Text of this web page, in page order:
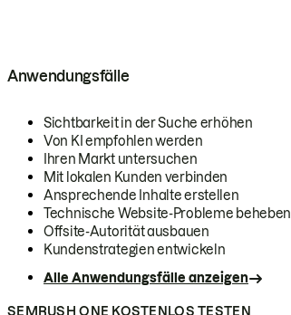
Anwendungsfälle
Sichtbarkeit in der Suche erhöhen
Von KI empfohlen werden
Ihren Markt untersuchen
Mit lokalen Kunden verbinden
Ansprechende Inhalte erstellen
Technische Website-Probleme beheben
Offsite-Autorität ausbauen
Kundenstrategien entwickeln
Alle Anwendungsfälle anzeigen
SEMRUSH ONE KOSTENLOS TESTEN